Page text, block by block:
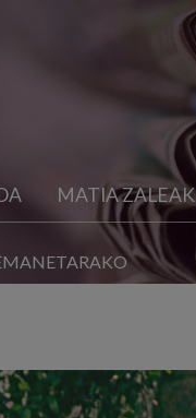
MATIA ZALEAK